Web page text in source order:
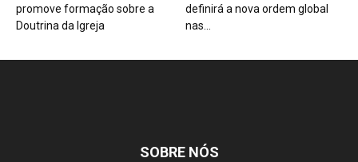
promove formação sobre a
Doutrina da Igreja
definirá a nova ordem global
nas...
SOBRE NÓS